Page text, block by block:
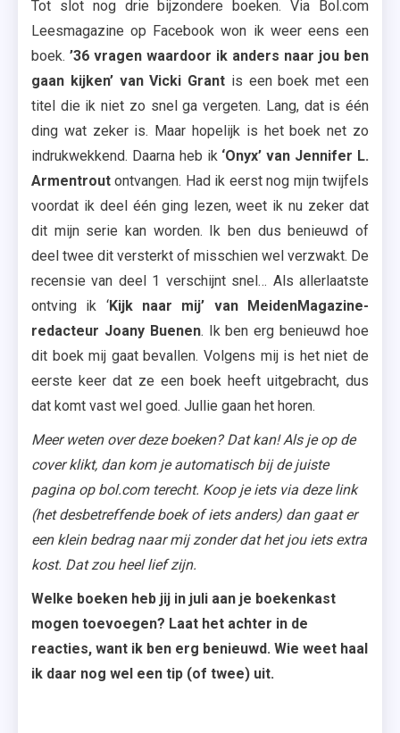
Tot slot nog drie bijzondere boeken. Via Bol.com
Leesmagazine op Facebook won ik weer eens een
boek. ’36 vragen waardoor ik anders naar jou ben
gaan kijken’ van Vicki Grant is een boek met een
titel die ik niet zo snel ga vergeten. Lang, dat is één
ding wat zeker is. Maar hopelijk is het boek net zo
indrukwekkend. Daarna heb ik ‘Onyx’ van Jennifer L.
Armentrout ontvangen. Had ik eerst nog mijn twijfels
voordat ik deel één ging lezen, weet ik nu zeker dat
dit mijn serie kan worden. Ik ben dus benieuwd of
deel twee dit versterkt of misschien wel verzwakt. De
recensie van deel 1 verschijnt snel… Als allerlaatste
ontving ik ‘Kijk naar mij’ van MeidenMagazine-
redacteur Joany Buenen. Ik ben erg benieuwd hoe
dit boek mij gaat bevallen. Volgens mij is het niet de
eerste keer dat ze een boek heeft uitgebracht, dus
dat komt vast wel goed. Jullie gaan het horen.
Meer weten over deze boeken? Dat kan! Als je op de
cover klikt, dan kom je automatisch bij de juiste
pagina op bol.com terecht. Koop je iets via deze link
(het desbetreffende boek of iets anders) dan gaat er
een klein bedrag naar mij zonder dat het jou iets extra
kost. Dat zou heel lief zijn.
Welke boeken heb jij in juli aan je boekenkast
mogen toevoegen? Laat het achter in de
reacties, want ik ben erg benieuwd. Wie weet haal
ik daar nog wel een tip (of twee) uit.